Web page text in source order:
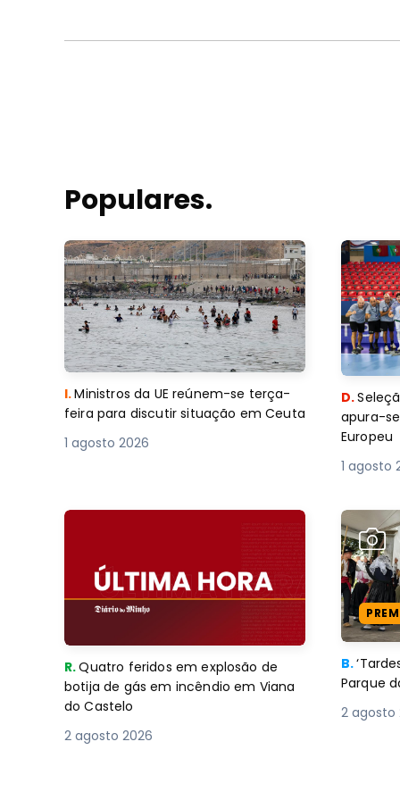
Populares.
I.Ministros da UE reúnem-se terça-
feira para discutir situação em Ceuta
1 agosto 2026
D.
apura-
Europeu
1 agosto
R.Quatro feridos em explosão de
botija de gás em incêndio em Viana
do Castelo
2 agosto 2026
B.
Parque
2 agosto